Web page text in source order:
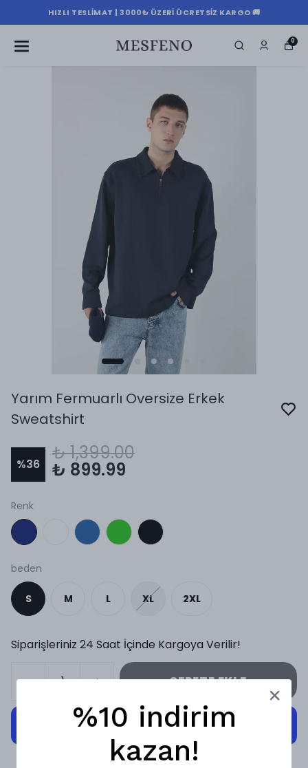
HIZLI TESLIMAT | 3000₺ ÜZERI ÜCRETSIZ KARGO 🚚
0
Yarım Fermuarlı Oversize Erkek
Sweatshirt
%36
₺ 1,399.00
₺ 899.99
Renk
beden
S M L XL 2XL
Siparişleriniz 24 Saat İçinde Kargoya Verilir!
SEPETE EKLE
%10 indirim
kazan!